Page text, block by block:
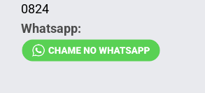
0824
Whatsapp: